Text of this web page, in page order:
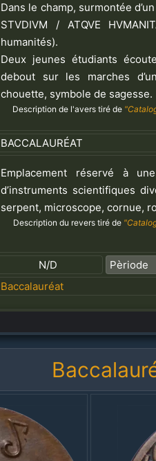
Dans le champ, surmontée
STVDIVM / ATQVE
humanités).
Deux jeunes étudiants
debout sur les marches
chouette, symbole de sagesse.
Description de l'avers tiré de
BACCALAURÉAT
Emplacement réservé à
d’instruments scientifiques
serpent, microscope, cornue,
Description du revers tiré de
N/D Pèriode
Baccalauréat